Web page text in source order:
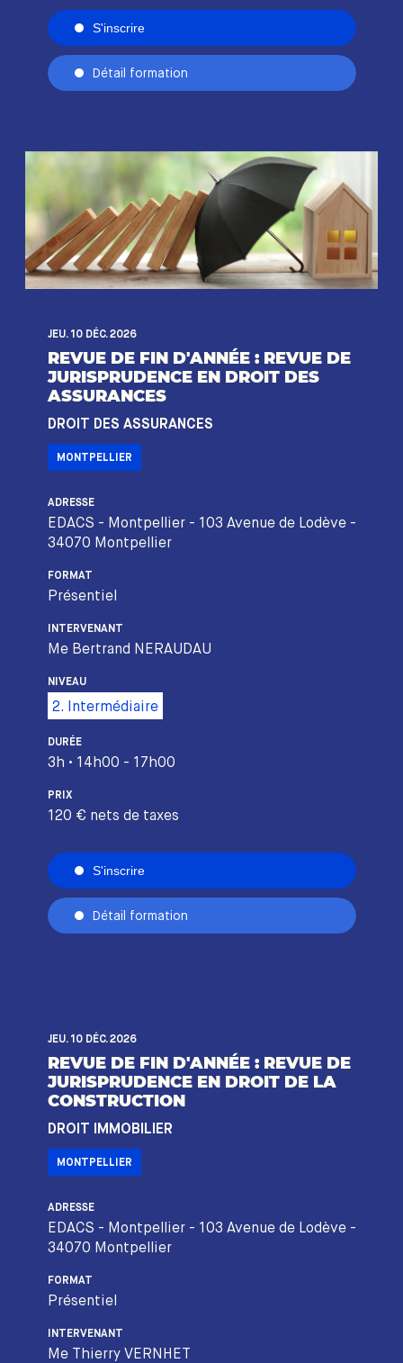
S'inscrire
Détail formation
JEU. 10 DÉC. 2026
REVUE DE FIN D'ANNÉE : REVUE DE
JURISPRUDENCE EN DROIT DES
ASSURANCES
DROIT DES ASSURANCES
MONTPELLIER
ADRESSE
EDACS - Montpellier - 103 Avenue de Lodève -
34070 Montpellier
FORMAT
Présentiel
INTERVENANT
Me Bertrand NERAUDAU
NIVEAU
2. Intermédiaire
DURÉE
3h • 14h00 - 17h00
PRIX
120 € nets de taxes
S'inscrire
Détail formation
JEU. 10 DÉC. 2026
REVUE DE FIN D'ANNÉE : REVUE DE
JURISPRUDENCE EN DROIT DE LA
CONSTRUCTION
DROIT IMMOBILIER
MONTPELLIER
ADRESSE
EDACS - Montpellier - 103 Avenue de Lodève -
34070 Montpellier
FORMAT
Présentiel
INTERVENANT
Me Thierry VERNHET